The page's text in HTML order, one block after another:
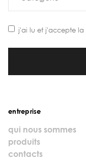
j'ai lu et j'accepte la
entreprise
qui nous sommes
produits
contacts